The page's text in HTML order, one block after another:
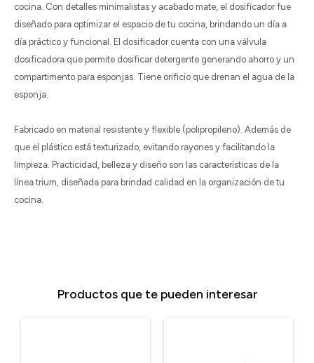
cocina. Con detalles minimalistas y acabado mate, el dosificador fue
diseñado para optimizar el espacio de tu cocina, brindando un día a
día práctico y funcional. El dosificador cuenta con una válvula
dosificadora que permite dosificar detergente generando ahorro y un
compartimento para esponjas. Tiene orificio que drenan el agua de la
esponja.
Fabricado en material resistente y flexible (polipropileno). Además de
que el plástico está texturizado, evitando rayones y facilitando la
limpieza. Practicidad, belleza y diseño son las características de la
línea trium, diseñada para brindad calidad en la organización de tu
cocina.
Productos que te pueden interesar